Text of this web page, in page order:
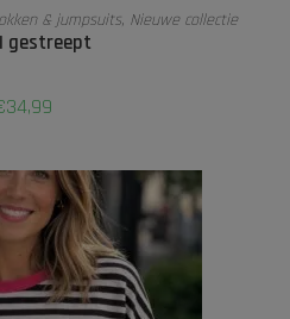
WINKELWAGEN
& jumpsuits, Nieuwe collectie
gestreept
34,99